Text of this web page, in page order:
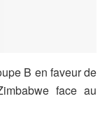
B en faveur de
face au